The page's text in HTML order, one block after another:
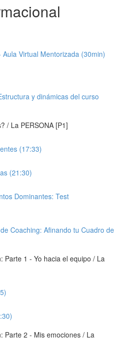
Virtual Mentorizada (30min)
y dinámicas del curso
/ La PERSONA [P1]
(17:33)
(21:30)
Dominantes: Test
Coaching: Afinando tu Cuadro de
Parte 1 - Yo hacia el equipo / La
Parte 2 - Mis emociones / La